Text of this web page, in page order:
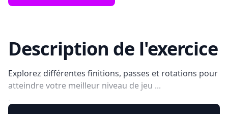
Description de l'exercice
Explorez différentes finitions, passes et rotations pour
atteindre votre meilleur niveau de jeu ...
.